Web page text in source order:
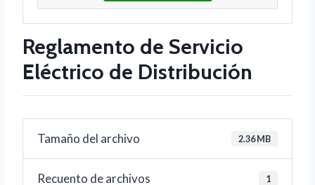
Reglamento de Servicio
Eléctrico de Distribución
Tamaño del archivo 2.36 MB
Recuento de archivos 1